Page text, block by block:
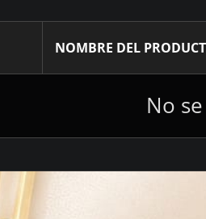
NOMBRE DEL
No